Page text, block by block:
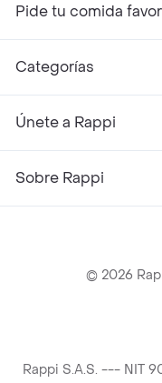
Pide tu comida
Categorías
Únete a Rappi
Sobre Rappi
© 2026
Rappi S.A.S. --- NIT